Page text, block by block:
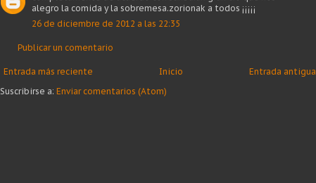
alegro la comida y la sobremesa.zorionak a todos ¡¡¡¡¡
26 de diciembre de 2012 a las 22:35
Publicar un comentario
Entrada más reciente Entrada antigua
Inicio
Suscribirse a: Enviar comentarios (Atom)